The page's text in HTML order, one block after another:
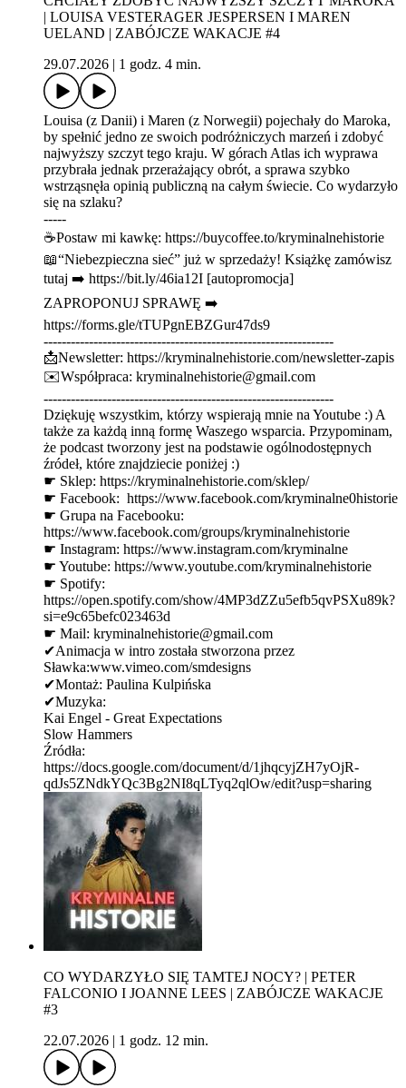
| LOUISA VESTERAGER JESPERSEN I MAREN
UELAND | ZABÓJCZE WAKACJE #4
29.07.2026
1 godz. 4 min.
Louisa (z Danii) i Maren (z Norwegii) pojechały do Maroka,
by spełnić jedno ze swoich podróżniczych marzeń i zdobyć
najwyższy szczyt tego kraju. W górach Atlas ich wyprawa
przybrała jednak przerażający obrót, a sprawa szybko
wstrząsnęła opinią publiczną na całym świecie. Co wydarzyło
się na szlaku?
-----
☕Postaw mi kawkę: ⁠⁠⁠⁠⁠⁠⁠⁠⁠⁠⁠⁠⁠⁠⁠⁠⁠⁠⁠⁠⁠⁠⁠⁠⁠⁠https://buycoffee.to/kryminalnehistorie⁠⁠⁠⁠⁠⁠⁠⁠⁠⁠⁠⁠⁠⁠⁠⁠⁠⁠⁠⁠⁠⁠⁠⁠⁠⁠
📖“Niebezpieczna sieć” już w sprzedaży! Książkę zamówisz
tutaj ➡️ ⁠⁠⁠⁠⁠⁠⁠⁠⁠⁠⁠⁠⁠⁠⁠⁠⁠⁠⁠⁠⁠⁠https://bit.ly/46ia12I⁠⁠⁠⁠⁠⁠⁠⁠⁠⁠⁠⁠⁠⁠⁠⁠⁠⁠⁠⁠⁠⁠ [autopromocja]
ZAPROPONUJ SPRAWĘ ➡️
⁠⁠⁠⁠⁠⁠⁠⁠⁠⁠⁠⁠⁠⁠⁠⁠⁠⁠⁠⁠⁠⁠⁠⁠⁠https://forms.gle/tTUPgnEBZGur47ds9⁠⁠⁠⁠⁠⁠⁠⁠⁠⁠⁠⁠⁠⁠⁠⁠⁠⁠⁠⁠⁠⁠⁠⁠⁠
----------------------------------------------------------------
📩Newsletter: ⁠⁠⁠⁠⁠⁠⁠⁠⁠⁠⁠⁠⁠⁠⁠⁠⁠⁠⁠⁠⁠⁠⁠⁠⁠https://kryminalnehistorie.com/newsletter-zapis⁠⁠⁠⁠⁠⁠⁠⁠⁠⁠⁠⁠⁠⁠⁠⁠⁠⁠⁠⁠⁠⁠⁠⁠⁠
✉️Współpraca: kryminalnehistorie@gmail.com
----------------------------------------------------------------
Dziękuję wszystkim, którzy wspierają mnie na Youtube :) A
także za każdą inną formę Waszego wsparcia. Przypominam,
że podcast tworzony jest na podstawie ogólnodostępnych
źródeł, które znajdziecie poniżej :)
☛ Sklep: ⁠⁠⁠⁠⁠⁠⁠⁠⁠⁠⁠⁠⁠⁠⁠⁠⁠⁠⁠⁠⁠⁠⁠⁠⁠⁠⁠https://kryminalnehistorie.com/sklep/ ⁠⁠⁠⁠⁠⁠⁠⁠⁠⁠⁠⁠⁠⁠⁠⁠⁠⁠⁠⁠⁠⁠⁠⁠⁠
☛ Facebook: ⁠⁠ ⁠⁠⁠⁠⁠⁠⁠⁠⁠⁠⁠⁠⁠⁠⁠⁠⁠⁠⁠⁠⁠⁠⁠⁠⁠⁠⁠https://www.facebook.com/kryminalne0historie⁠⁠⁠⁠⁠⁠⁠⁠⁠⁠⁠⁠⁠⁠⁠⁠⁠⁠⁠⁠⁠⁠⁠⁠⁠
☛ Grupa na Facebooku:
⁠⁠⁠⁠⁠⁠⁠⁠⁠⁠⁠⁠⁠⁠⁠⁠⁠⁠⁠⁠⁠⁠⁠⁠⁠⁠⁠https://www.facebook.com/groups/kryminalnehistorie⁠⁠⁠⁠⁠⁠⁠⁠⁠⁠⁠⁠⁠⁠⁠⁠⁠⁠⁠⁠⁠⁠⁠⁠⁠
☛ Instagram: ⁠⁠⁠⁠⁠⁠⁠⁠⁠⁠⁠⁠⁠⁠⁠⁠⁠⁠⁠⁠⁠⁠⁠⁠⁠⁠⁠https://www.instagram.com/kryminalne⁠⁠⁠⁠⁠⁠⁠⁠⁠⁠⁠⁠⁠⁠⁠⁠⁠⁠⁠⁠⁠⁠⁠⁠⁠
☛ Youtube: ⁠⁠⁠⁠⁠⁠⁠⁠⁠⁠⁠⁠⁠⁠⁠⁠⁠⁠⁠⁠⁠⁠⁠⁠⁠⁠⁠https://www.youtube.com/kryminalnehistorie⁠⁠⁠⁠⁠⁠⁠⁠⁠⁠⁠⁠⁠⁠⁠⁠⁠⁠⁠⁠⁠⁠⁠⁠⁠⁠⁠
☛ Spotify:
⁠⁠⁠⁠⁠⁠⁠⁠⁠⁠⁠⁠⁠⁠⁠⁠⁠⁠⁠⁠⁠⁠⁠⁠⁠⁠⁠https://open.spotify.com/show/4MP3dZZu5efb5qvPSXu89k?
si=e9c65befc023463d ⁠⁠⁠⁠⁠⁠⁠⁠⁠⁠⁠⁠⁠⁠⁠⁠⁠⁠⁠⁠⁠⁠⁠⁠⁠⁠⁠
☛ Mail: ⁠⁠kryminalnehistorie@gmail.com⁠⁠
✔Animacja w intro została stworzona przez
Sławka:⁠⁠www.vimeo.com/smdesigns⁠
✔Montaż: Paulina Kulpińska
✔Muzyka:
Kai Engel - Great Expectations
Slow Hammers
Źródła:
⁠https://docs.google.com/document/d/1jhqcyjZH7yOjR-
qdJs5ZNdkYQc3Bg2NI8qLTyq2qlOw/edit?usp=sharing
CO WYDARZYŁO SIĘ TAMTEJ NOCY? | PETER
FALCONIO I JOANNE LEES | ZABÓJCZE WAKACJE
#3
22.07.2026
1 godz. 12 min.